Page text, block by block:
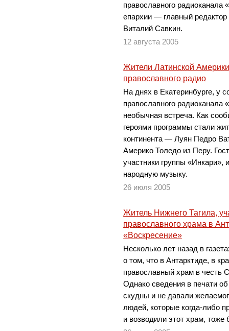
православного радиоканала
епархии — главный
Виталий Савкин.
12 августа 2005
Жители Латинской
православного радио
На днях в Екатеринбурге, у
православного радиоканала
необычная встреча. Как
героями программы стали
континента — Луян Педро
Америко Толедо из Перу.
участники группы
народную музыку.
26 июля 2005
Житель Нижнего Тагила,
православного храма в
«Воскресение»
Несколько лет назад в
о том, что в Антарктиде, в
православный храм в честь
Однако сведения в печати
скудны и не давали
людей, которые когда-либо
и возводили этот храм,